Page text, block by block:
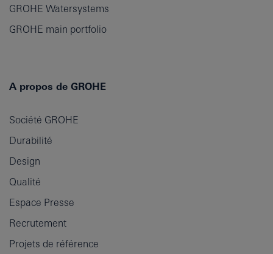
GROHE Watersystems
GROHE main portfolio
A propos de GROHE
Société GROHE
Durabilité
Design
Qualité
Espace Presse
Recrutement
Projets de référence